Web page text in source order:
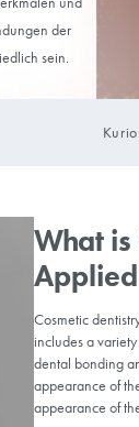
IN DER
das
zu